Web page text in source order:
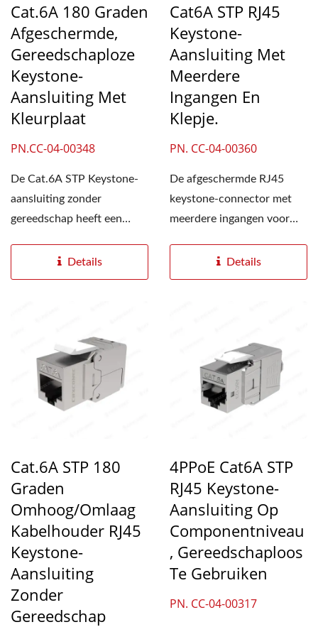
Cat.6A 180 Graden
Afgeschermde,
Gereedschaploze
Keystone-
Aansluiting Met
Kleurplaat
PN.CC-04-00348
De Cat.6A STP Keystone-
aansluiting zonder
gereedschap heeft een
behuizing...
Details
Cat6A STP RJ45
Keystone-
Aansluiting Met
Meerdere
Ingangen En
Klepje.
PN. CC-04-00360
De afgeschermde RJ45
keystone-connector met
meerdere ingangen voor
ondersteunt...Details
Cat.6A STP 180
Graden
Omhoog/omlaag
Kabelhouder RJ45
Keystone-
Aansluiting
Zonder
Gereedschap
4PPoE Cat6A STP
RJ45 Keystone-
Aansluiting Op
Componentniveau
, Gereedschaploos
Te Gebruiken
PN. CC-04-00317